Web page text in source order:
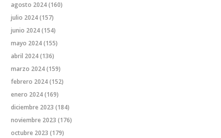
agosto 2024(160)
julio 2024(157)
junio 2024(154)
mayo 2024(155)
abril 2024(136)
marzo 2024(159)
febrero 2024(152)
enero 2024(169)
diciembre 2023 (184)
noviembre 2023 (176)
octubre 2023 (179)